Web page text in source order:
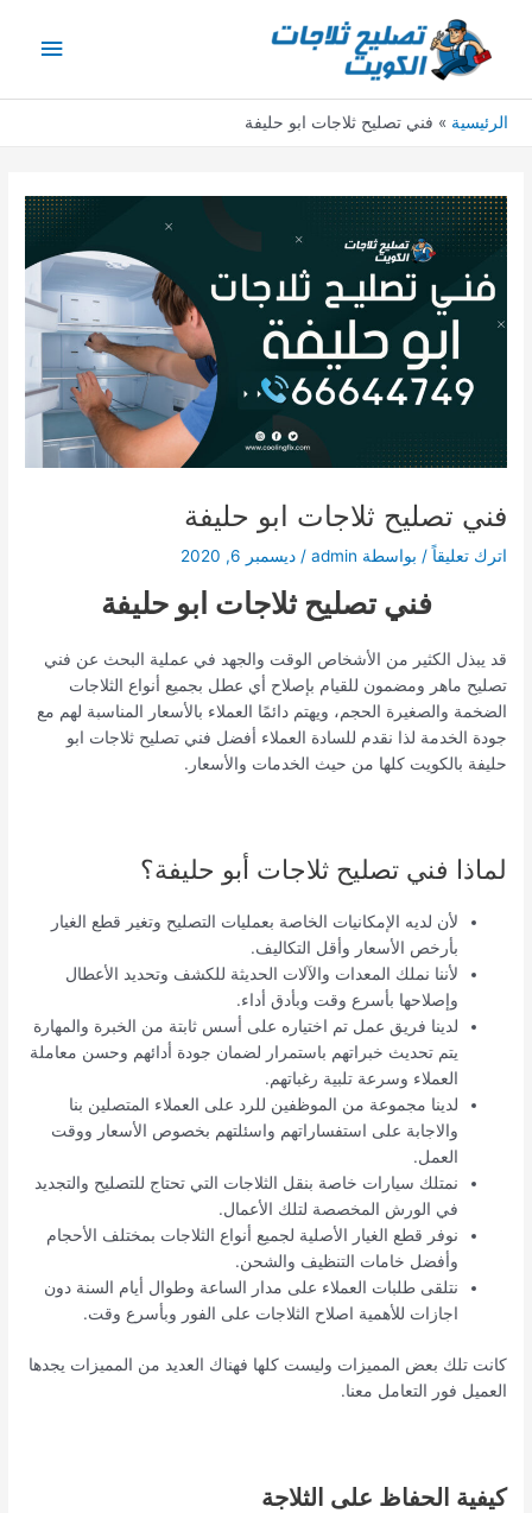
المحتوى
الرئيسية فني تصليح ثلاجات ابو حليفة
فني تصليح ثلاجات ابو حليفة
اترك تعليقاً / بواسطة admin
/ديسمبر 6, 2020
فني تصليح ثلاجات ابو حليفة
قد يبذل الكثير من الأشخاص الوقت والجهد في عملية البحث عن فني
تصليح ماهر ومضمون للقيام بإصلاح أي عطل بجميع أنواع الثلاجات
الضخمة والصغيرة الحجم، ويهتم دائمًا العملاء بالأسعار المناسبة لهم مع
جودة الخدمة لذا نقدم للسادة العملاء أفضل فني تصليح ثلاجات ابو
حليفة بالكويت كلها من حيث الخدمات والأسعار.
لماذا فني تصليح ثلاجات أبو حليفة؟
لأن لديه الإمكانيات الخاصة بعمليات التصليح وتغير قطع الغيار
بأرخص الأسعار وأقل التكاليف.
لأننا نملك المعدات والآلات الحديثة للكشف وتحديد الأعطال
وإصلاحها بأسرع وقت وبأدق أداء.
لدينا فريق عمل تم اختياره على أسس ثابتة من الخبرة والمهارة
يتم تحديث خبراتهم باستمرار لضمان جودة أدائهم وحسن معاملة
العملاء وسرعة تلبية رغباتهم.
لدينا مجموعة من الموظفين للرد على العملاء المتصلين بنا
والاجابة على استفساراتهم واسئلتهم بخصوص الأسعار ووقت
العمل.
نمتلك سيارات خاصة بنقل الثلاجات التي تحتاج للتصليح والتجديد
في الورش المخصصة لتلك الأعمال.
نوفر قطع الغيار الأصلية لجميع أنواع الثلاجات بمختلف الأحجام
وأفضل خامات التنظيف والشحن.
نتلقى طلبات العملاء على مدار الساعة وطوال أيام السنة دون
اجازات للأهمية اصلاح الثلاجات على الفور وبأسرع وقت.
كانت تلك بعض المميزات وليست كلها فهناك العديد من المميزات يجدها
العميل فور التعامل معنا.
كيفية الحفاظ على الثلاجة